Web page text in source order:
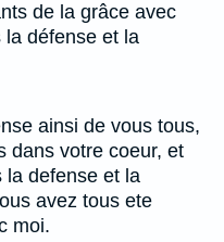
de la grâce avec
la défense et la
ainsi de vous tous,
dans votre coeur, et
la defense et la
avez tous ete
moi.